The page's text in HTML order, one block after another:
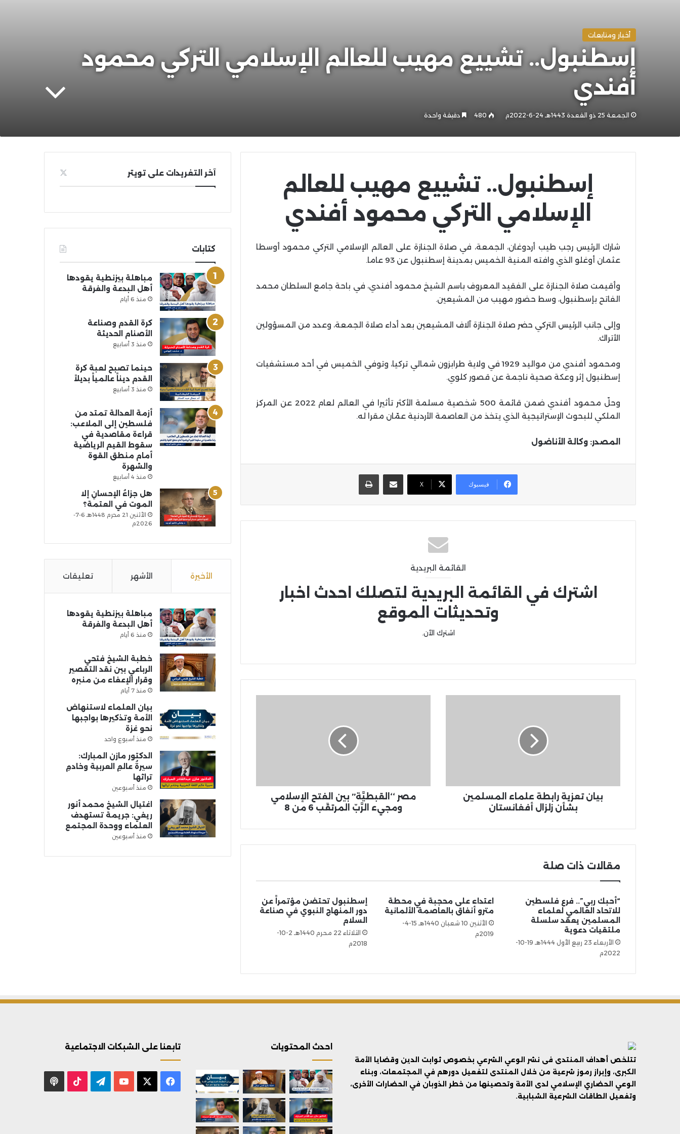
أخبار ومتابعات
إسطنبول.. تشييع مهيب للعالم الإسلامي التركي محمود
أفندي
الجمعة 25 ذو القعدة 1443هـ 24-6-2022م 480 دقيقة واحدة
إسطنبول.. تشييع مهيب للعالم
الإسلامي التركي محمود أفندي
شارك الرئيس رجب طيب أردوغان، الجمعة، في صلاة الجنازة على العالم الإسلامي التركي محمود أوسطا
عثمان أوغلو الذي وافته المنية الخميس بمدينة إسطنبول عن 93 عاما.
وأقيمت صلاة الجنازة على الفقيد المعروف باسم الشيخ محمود أفندي، في باحة جامع السلطان محمد
الفاتح بإسطنبول، وسط حضور مهيب من المشيعين.
وإلى جانب الرئيس التركي حضر صلاة الجنازة آلاف المشيعين بعد أداء صلاة الجمعة، وعدد من المسؤولين
الأتراك.
ومحمود أفندي من مواليد 1929 في ولاية طرابزون شمالي تركيا، وتوفي الخميس في أحد مستشفيات
إسطنبول إثر وعكة صحية ناجمة عن قصور كلوي.
وحلّ محمود أفندي ضمن قائمة 500 شخصية مسلمة الأكثر تأثيرا في العالم لعام 2022 عن المركز
الملكي للبحوث الإستراتيجية الذي يتخذ من العاصمة الأردنية عمّان مقرا له.
المصدر: وكالة الأناضول
فيسبوك X
مشاركة عبر البريد
القائمة البريدية
اشترك في القائمة البريدية لتصلك احدث اخبار
وتحديثات الموقع
اشترك الآن.
بيان تعزية رابطة علماء المسلمين
بشأن زلزال أفغانستان
مصر ‘‘القبطيَّة’’ بين الفتح الإسلامي
ومجيء الرَّبّ المرتقَب 6 من 8
مقالات ذات صلة
“أحبك ربي”.. فرع فلسطين
للاتحاد العالمي لعلماء
المسلمين يعقد سلسلة
ملتقيات دعوية
الأربعاء 23 ربيع الأول 1444هـ 19-10-
2022م
اعتداء على محجبة في محطة
مترو أنفاق بالعاصمة الألمانية
الأثنين 10 شعبان 1440هـ 15-4-
2019م
إسطنبول تحتضن مؤتمراً عن
دور المنهاج النبوي في صناعة
السلام
الثلاثاء 22 محرم 1440هـ 2-10-
2018م
آخر التغريدات على تويتر
كتابات
مباهلة بيزنطية يقودها
أهل البدعة والفرقة
منذ 6 أيام
كرة القدم وصناعة
الأصنام الحديثة
منذ 3 أسابيع
حينما تصبح لعبة كرة
القدم ديناً عالمياً بديلاً
منذ 3 أسابيع
أزمة العدالة تمتد من
فلسطين إلى الملاعب:
قراءة مقاصدية في
سقوط القيم الرياضية
أمام منطق القوة
والشهرة
منذ 4 أسابيع
هل جزاءُ الإحسانِ إلا
الموت في العتمة؟
الأثنين 21 محرم 1448هـ 6-7-
2026م
الأخيرة الأشهر تعليقات
مباهلة بيزنطية يقودها
أهل البدعة والفرقة
منذ 6 أيام
خطبة الشيخ فتحي
الرباعي بين نقد التقصير
وقرار الإعفاء من منبره
منذ 7 أيام
بيان العلماء لاستنهاض
الأمة وتذكيرها بواجبها
نحو غزة
منذ أسبوع واحد
الدكتور مازن المبارك:
سيرةُ عالمِ العربية وخادمِ
تراثها
منذ أسبوعين
اغتيال الشيخ محمد أنور
ريغي: جريمة تستهدف
العلماء ووحدة المجتمع
منذ أسبوعين
تتلخص أهداف المنتدى فى نشر الوعي الشرعي بخصوص ثوابت الدين وقضايا الأمة
الكبرى، وإبراز رموز شرعية من خلال المنتدى لتفعيل دورهم في المجتمعات، وبناء
الوعي الحضاري الإسلامي لدى الأمة وتحصينها من خطر الذوبان في الحضارات الأخرى،
وتفعيل الطاقات الشرعية الشبابية.
احدث المحتويات تابعنا على الشبكات الاجتماعية
فيسبوك يوتيوب تيلقرام ‫TikTok